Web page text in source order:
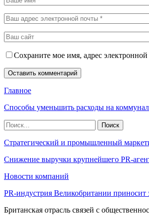
Сохраните мое имя, адрес
Главное
Способы уменьшить расходы на
Стратегический и промышленный
Снижение выручки крупнейшего PR-
Новости компаний
PR-индустрия Великобритании
Британская отрасль связей с